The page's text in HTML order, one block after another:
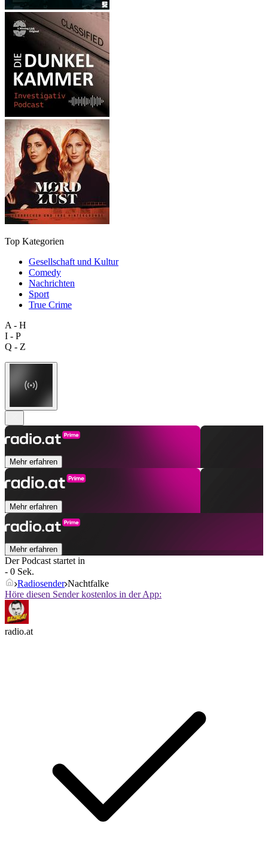
Top Kategorien
Gesellschaft und Kultur
Comedy
Nachrichten
Sport
True Crime
A - H
I - P
Q - Z
Mehr erfahren
Mehr erfahren
Mehr erfahren
Der Podcast startet in
- 0 Sek.
Radiosender Nachtfalke
Höre diesen Sender kostenlos in der App:
radio.at